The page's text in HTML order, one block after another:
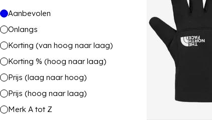
Aanbevolen
Onlangs
Korting (van hoog naar laag)
Korting % (hoog naar laag)
Prijs (laag naar hoog)
Prijs (hoog naar laag)
Merk A tot Z